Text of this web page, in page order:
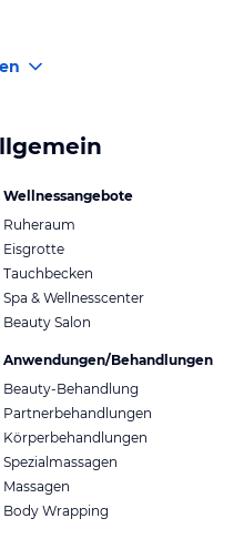
Wellnessangebote
Ruheraum
Eisgrotte
Tauchbecken
Spa & Wellnesscenter
Beauty Salon
Anwendungen/Behandlungen
Beauty-Behandlung
Partnerbehandlungen
Körperbehandlungen
Spezialmassagen
Massagen
Body Wrapping